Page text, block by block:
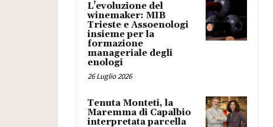
L’evoluzione del
winemaker: MIB
Trieste e Assoenologi
insieme per la
formazione
manageriale degli
enologi
26 Luglio 2026
Tenuta Monteti, la
Maremma di Capalbio
interpretata parcella